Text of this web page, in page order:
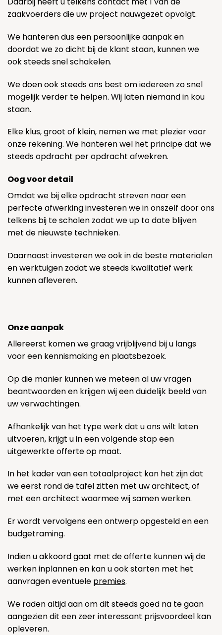
zaakvoerders die uw project nauwgezet opvolgt.
We hanteren dus een persoonlijke aanpak en
doordat we zo dicht bij de klant staan, kunnen we
ook steeds snel schakelen.
We doen ook steeds ons best om iedereen zo snel
mogelijk verder te helpen. Wij laten niemand in kou
staan.
Elke klus, groot of klein, nemen we met plezier voor
onze rekening. We hanteren wel het principe dat we
steeds opdracht per opdracht afwekren.
Oog voor detail
Omdat we bij elke opdracht streven naar een
perfecte afwerking investeren we in onszelf door ons
telkens bij te scholen zodat we up to date blijven
met de nieuwste technieken.
Daarnaast investeren we ook in de beste materialen
en werktuigen zodat we steeds kwalitatief werk
kunnen afleveren.
Onze aanpak
Allereerst komen we graag vrijblijvend bij u langs
voor een kennismaking en plaatsbezoek.
Op die manier kunnen we meteen al uw vragen
beantwoorden en krijgen wij een duidelijk beeld van
uw verwachtingen.
Afhankelijk van het type werk dat u ons wilt laten
uitvoeren, krijgt u in een volgende stap een
uitgewerkte offerte op maat.
In het kader van een totaalproject kan het zijn dat
we eerst rond de tafel zitten met uw architect, of
met een architect waarmee wij samen werken.
Er wordt vervolgens een ontwerp opgesteld en een
budgetraming.
Indien u akkoord gaat met de offerte kunnen wij de
werken inplannen en kan u ook starten met het
aanvragen eventuele premies.
We raden altijd aan om dit steeds goed na te gaan
aangezien dit een zeer interessant prijsvoordeel kan
opleveren.